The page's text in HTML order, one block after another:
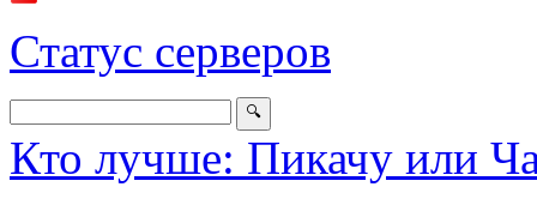
Статус серверов
Кто лучше: Пикачу или